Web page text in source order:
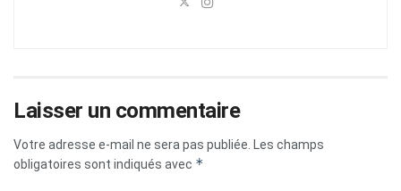
Laisser un commentaire
Votre adresse e-mail ne sera pas publiée.
Les champs
obligatoires sont indiqués avec *